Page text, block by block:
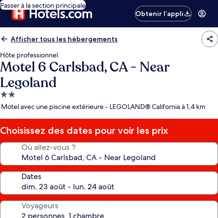
Passer à la section principale
Obtenir l’appli
Afficher tous les hébergements
Hôte professionnel
Motel 6 Carlsbad, CA - Near
Legoland
Hébergement
2.0 étoiles
Motel avec une piscine extérieure - LEGOLAND® California à 1,4 km
Choisissez des dates pour voir les prix
Où allez-vous ?
Dates
Voyageurs